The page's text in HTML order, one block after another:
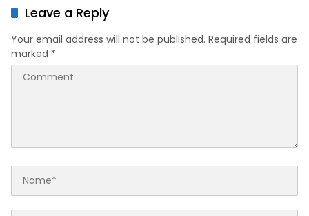
Leave a Reply
Your email address will not be published. Required fields are
marked *